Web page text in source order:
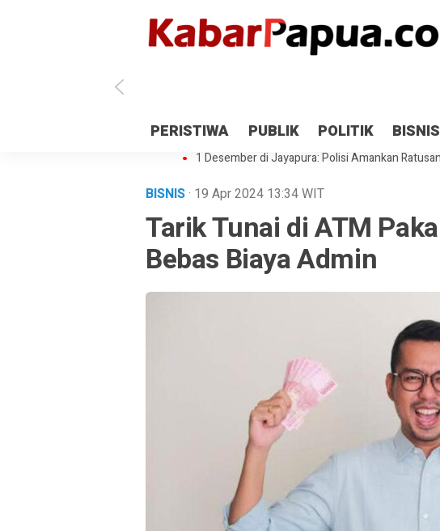
PERISTIWA PUBLIK POLITIK BISNIS
Antisipasi 1 Desember, TNI Polri Patroli 2×24 jam
Gedung Perpustakaan SMPN 5 Sentani Terbakar
1 Desember di Jayapura: Polisi Amankan
BISNIS· 19 Apr 2024 13:34WIT
Tarik Tunai di ATM
Bebas Biaya Admin